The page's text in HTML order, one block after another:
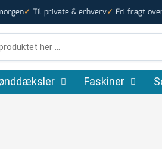
✓ Til private & erhverv✓ Fri fragt
Faskiner